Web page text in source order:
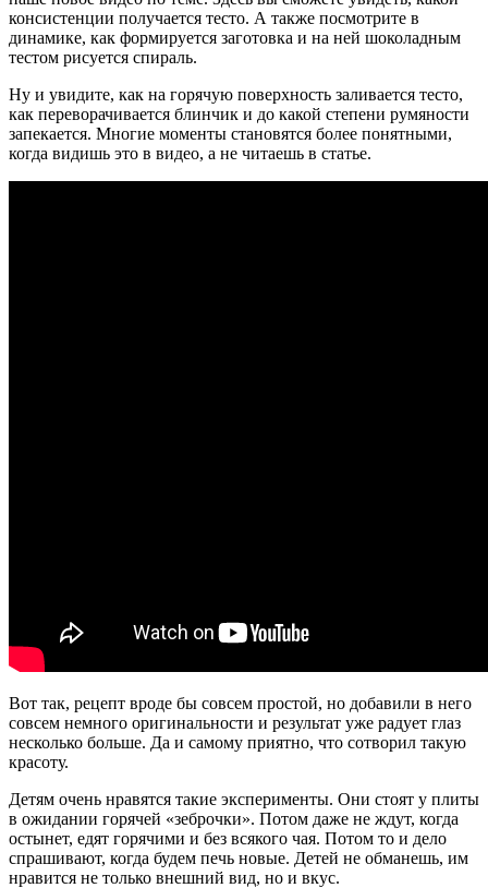
консистенции получается тесто. А также посмотрите в
динамике, как формируется заготовка и на ней шоколадным
тестом рисуется спираль.
Ну и увидите, как на горячую поверхность заливается тесто,
как переворачивается блинчик и до какой степени румяности
запекается. Многие моменты становятся более понятными,
когда видишь это в видео, а не читаешь в статье.
Вот так, рецепт вроде бы совсем простой, но добавили в него
совсем немного оригинальности и результат уже радует глаз
несколько больше. Да и самому приятно, что сотворил такую
красоту.
Детям очень нравятся такие эксперименты. Они стоят у плиты
в ожидании горячей «зеброчки». Потом даже не ждут, когда
остынет, едят горячими и без всякого чая. Потом то и дело
спрашивают, когда будем печь новые. Детей не обманешь, им
нравится не только внешний вид, но и вкус.